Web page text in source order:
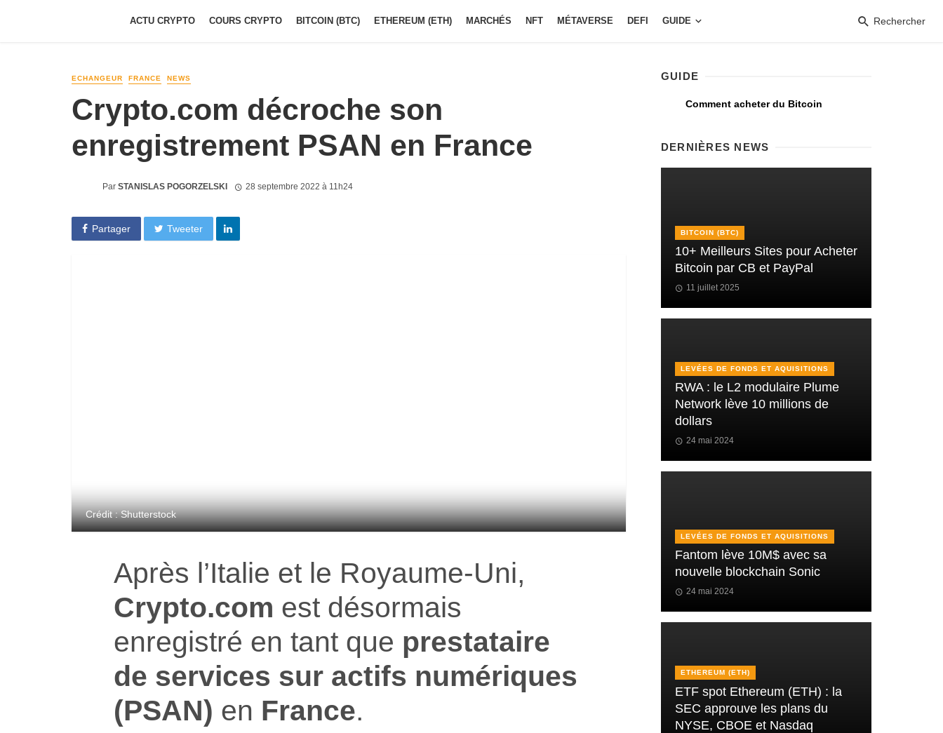
ACTU CRYPTO COURS CRYPTO BITCOIN (BTC) ETHEREUM (ETH) MARCHÉS NFT MÉTAVERSE DEFI GUIDE Rechercher
ECHANGEUR FRANCE NEWS
Crypto.com décroche son
enregistrement PSAN en France
Par STANISLAS POGORZELSKI 28 septembre 2022 à 11h24
Partager Tweeter
Crédit : Shutterstock
Après l’Italie et le Royaume-Uni,
Crypto.com est désormais
enregistré en tant que prestataire
de services sur actifs numériques
(PSAN) en France.
GUIDE
Comment acheter du Bitcoin
DERNIÈRES NEWS
BITCOIN (BTC)
10+ Meilleurs Sites pour Acheter
Bitcoin par CB et PayPal
11 juillet 2025
LEVÉES DE FONDS ET AQUISITIONS
RWA : le L2 modulaire Plume
Network lève 10 millions de
dollars
24 mai 2024
LEVÉES DE FONDS ET AQUISITIONS
Fantom lève 10M$ avec sa
nouvelle blockchain Sonic
24 mai 2024
ETHEREUM (ETH)
ETF spot Ethereum (ETH) : la
SEC approuve les plans du
NYSE, CBOE et Nasdaq